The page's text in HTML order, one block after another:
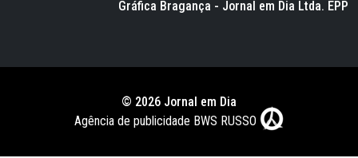
Gráfica Bragança - Jornal em Dia Ltda. EPP
© 2026 Jornal em Dia
Agência de publicidade BWS RUSSO